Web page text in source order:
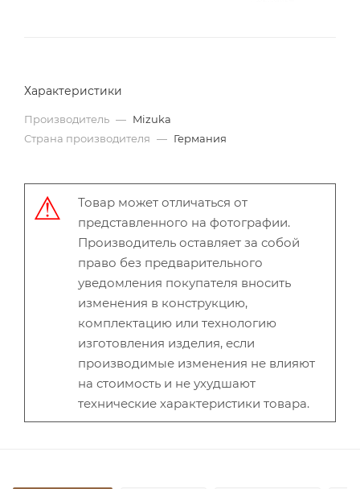
Характеристики
Производитель — Mizuka
Страна производителя — Германия
Товар может отличаться от
представленного на фотографии.
Производитель оставляет за собой
право без предварительного
уведомления покупателя вносить
изменения в конструкцию,
комплектацию или технологию
изготовления изделия, если
производимые изменения не влияют
на стоимость и не ухудшают
технические характеристики товара.